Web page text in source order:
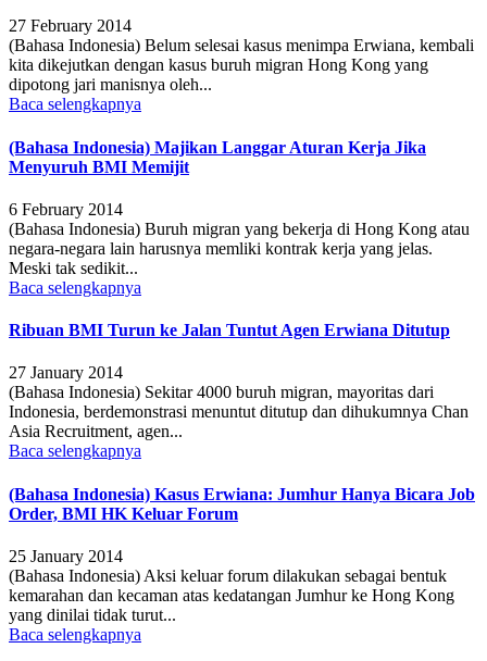
27 February 2014
(Bahasa Indonesia) Belum selesai kasus menimpa Erwiana, kembali
kita dikejutkan dengan kasus buruh migran Hong Kong yang
dipotong jari manisnya oleh...
Baca selengkapnya
(Bahasa Indonesia) Majikan Langgar Aturan Kerja Jika
Menyuruh BMI Memijit
6 February 2014
(Bahasa Indonesia) Buruh migran yang bekerja di Hong Kong atau
negara-negara lain harusnya memliki kontrak kerja yang jelas.
Meski tak sedikit...
Baca selengkapnya
Ribuan BMI Turun ke Jalan Tuntut Agen Erwiana Ditutup
27 January 2014
(Bahasa Indonesia) Sekitar 4000 buruh migran, mayoritas dari
Indonesia, berdemonstrasi menuntut ditutup dan dihukumnya Chan
Asia Recruitment, agen...
Baca selengkapnya
(Bahasa Indonesia) Kasus Erwiana: Jumhur Hanya Bicara Job
Order, BMI HK Keluar Forum
25 January 2014
(Bahasa Indonesia) Aksi keluar forum dilakukan sebagai bentuk
kemarahan dan kecaman atas kedatangan Jumhur ke Hong Kong
yang dinilai tidak turut...
Baca selengkapnya